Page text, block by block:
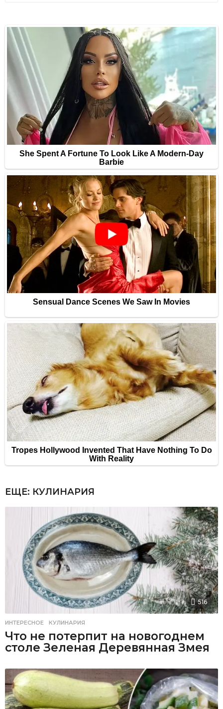
ЕЩЕ: КУЛИНАРИЯ
516
ИНТЕРЕСНОЕ ,КУЛИНАРИЯ
Что не потерпит на новогоднем
столе Зеленая Деревянная Змея